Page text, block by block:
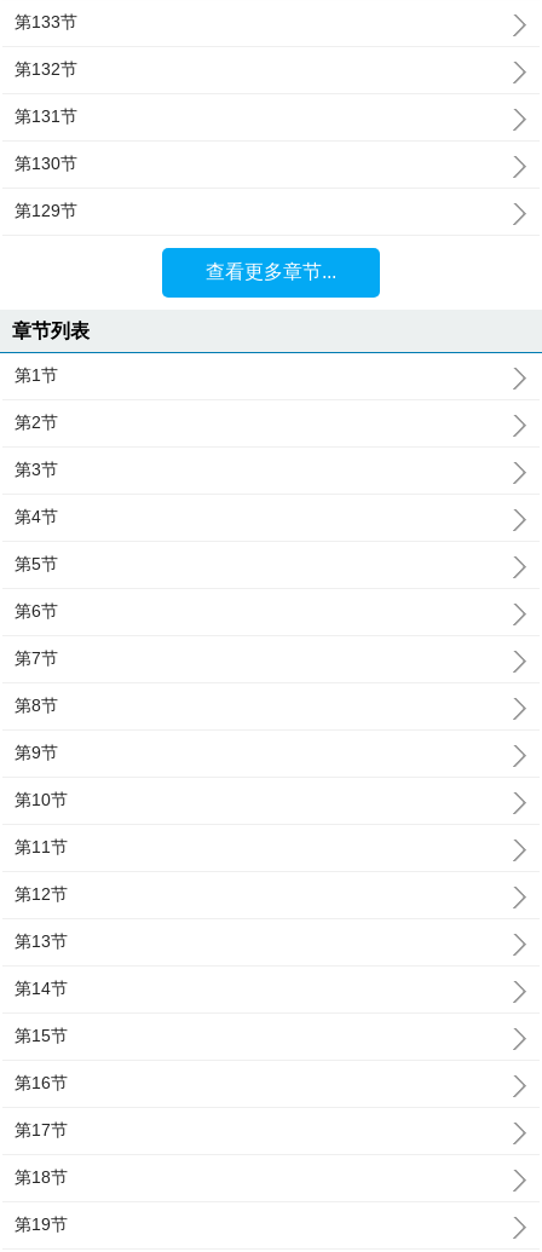
第133节
第132节
第131节
第130节
第129节
查看更多章节...
章节列表
第1节
第2节
第3节
第4节
第5节
第6节
第7节
第8节
第9节
第10节
第11节
第12节
第13节
第14节
第15节
第16节
第17节
第18节
第19节